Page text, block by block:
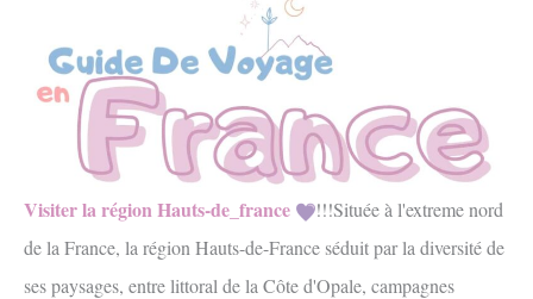
Visiter la région Hauts-de_france
!!!Située à l'extreme nord
de la France, la région Hauts-de-France séduit par la diversité de
ses paysages, entre littoral de la Côte d'Opale, campagnes